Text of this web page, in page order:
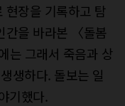
현장을 기록하고 탐
간을 바라본 〈돌봄
는 그래서 죽음과 상
생하다. 돌보는 일
기했다.